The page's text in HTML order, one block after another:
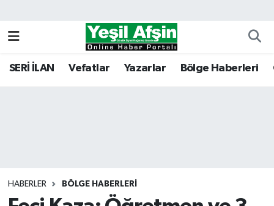
SERİ İLAN Vefatlar Yazarlar Bölge Haberleri
HABERLER BÖLGE HABERLERI
Kahramanmaraş Nöbetçi Eczaneler
Tüm Manşetler